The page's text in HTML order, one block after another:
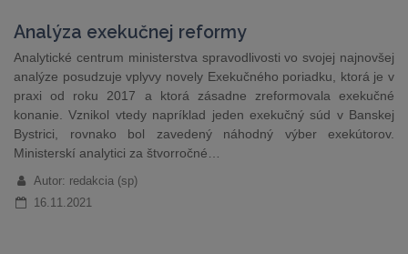
Analýza exekučnej reformy
Analytické centrum ministerstva spravodlivosti vo svojej najnovšej
analýze posudzuje vplyvy novely Exekučného poriadku, ktorá je v
praxi od roku 2017 a ktorá zásadne zreformovala exekučné
konanie. Vznikol vtedy napríklad jeden exekučný súd v Banskej
Bystrici, rovnako bol zavedený náhodný výber exekútorov.
Ministerskí analytici za štvorročné…
Autor: redakcia (sp)
16.11.2021